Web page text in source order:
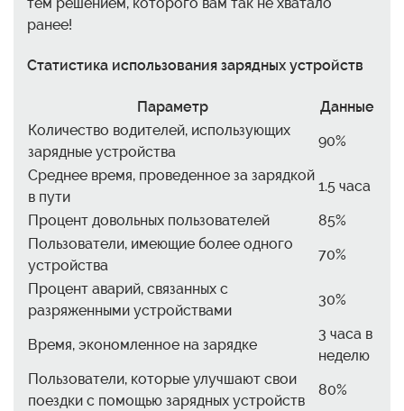
ранее!
Статистика использования зарядных устройств
Параметр
Данные
Количество водителей, использующих
зарядные устройства
90%
Среднее время, проведенное за зарядкой
в пути
1.5 часа
Процент довольных пользователей
85%
Пользователи, имеющие более одного
устройства
70%
Процент аварий, связанных с
разряженными устройствами
30%
Время, экономленное на зарядке
3 часа в
неделю
Пользователи, которые улучшают свои
поездки с помощью зарядных устройств
80%